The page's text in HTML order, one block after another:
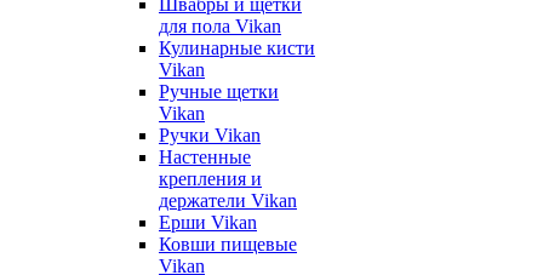
Швабры и щетки
для пола Vikan
Кулинарные кисти
Vikan
Ручные щетки
Vikan
Ручки Vikan
Настенные
крепления и
держатели Vikan
Ерши Vikan
Ковши пищевые
Vikan